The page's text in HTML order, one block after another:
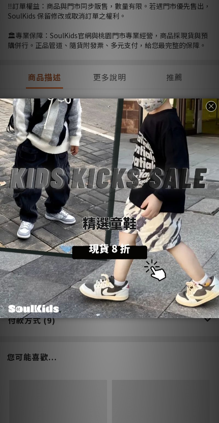
‼️訂單權益：商品與門市同步販售，數量有限。若遇門市優先售出，
SoulKids 保留修改或取消訂單之權利。
🏛️專業保障：SoulKids官網與桃園門市專業經營，商品採現貨與預
購併行。正品管道、隨貨附發票、多元支付，給您最完整的保障。
商品描述 更多說明 推薦
商品描述
💡 購物前請詳閱：【SoulKids 購物須知與條約】
💬 商品諮詢與建議：【聯繫官方@LINE客服】
送貨方式 (6)
付款方式 (9)
您可能喜歡...